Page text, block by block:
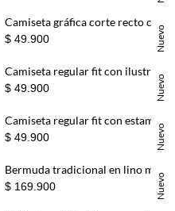
+
+
+
+
Nuevo
Camiseta gráfica corte recto con mini gráfico al pecho en algodón café para mujer
$ 49.900
Nuevo
Camiseta regular fit con ilustración de perro en algodón crema para mujer
$ 49.900
Nuevo
Camiseta regular fit con estampado bandana en marrón para mujer
$ 49.900
Nuevo
Bermuda tradicional en lino marrón para mujer
$ 169.900